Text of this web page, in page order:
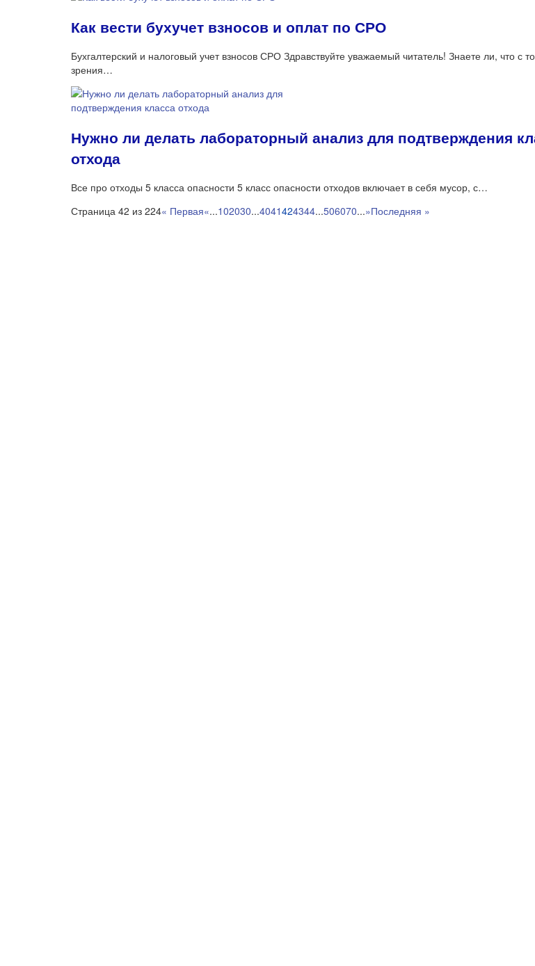
Как вести бухучет взносов и оплат по СРО
Бухгалтерский и налоговый учет взносов СРО Здравствуйте уважаемый читатель! Знаете ли, что с
зрения…
Нужно ли делать лабораторный анализ для подтверждения
отхода
Все про отходы 5 класса опасности 5 класс опасности отходов включает в себя мусор, с…
Страница 42 из 224« Первая«...102030...4041424344...506070...»Последняя »